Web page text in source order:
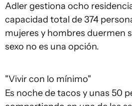
Adler gestiona ocho
capacidad total de 374
mujeres y hombres duermen
sexo no es una opción.
"Vivir con lo mínimo"
Es noche de tacos y unas 50